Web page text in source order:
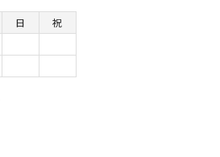
日
祝